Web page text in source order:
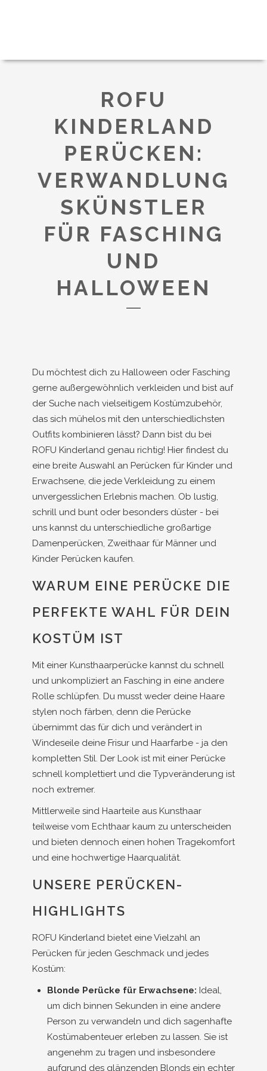
ROFU
KINDERLAND
PERÜCKEN:
VERWANDLUNG
SKÜNSTLER
FÜR FASCHING
UND
HALLOWEEN
Du möchtest dich zu Halloween oder Fasching
gerne außergewöhnlich verkleiden und bist auf
der Suche nach vielseitigem Kostümzubehör,
das sich mühelos mit den unterschiedlichsten
Outfits kombinieren lässt? Dann bist du bei
ROFU Kinderland genau richtig! Hier findest du
eine breite Auswahl an Perücken für Kinder und
Erwachsene, die jede Verkleidung zu einem
unvergesslichen Erlebnis machen. Ob lustig,
schrill und bunt oder besonders düster - bei
uns kannst du unterschiedliche großartige
Damenperücken, Zweithaar für Männer und
Kinder Perücken kaufen.
WARUM EINE PERÜCKE DIE
PERFEKTE WAHL FÜR DEIN
KOSTÜM IST
Mit einer Kunsthaarperücke kannst du schnell
und unkompliziert an Fasching in eine andere
Rolle schlüpfen. Du musst weder deine Haare
stylen noch färben, denn die Perücke
übernimmt das für dich und verändert in
Windeseile deine Frisur und Haarfarbe - ja den
kompletten Stil. Der Look ist mit einer Perücke
schnell komplettiert und die Typveränderung ist
noch extremer.
Mittlerweile sind Haarteile aus Kunsthaar
teilweise vom Echthaar kaum zu unterscheiden
und bieten dennoch einen hohen Tragekomfort
und eine hochwertige Haarqualität.
UNSERE PERÜCKEN-
HIGHLIGHTS
ROFU Kinderland bietet eine Vielzahl an
Perücken für jeden Geschmack und jedes
Kostüm:
Blonde Perücke für Erwachsene: Ideal,
um dich binnen Sekunden in eine andere
Person zu verwandeln und dich sagenhafte
Kostümabenteuer erleben zu lassen. Sie ist
angenehm zu tragen und insbesondere
aufgrund des glänzenden Blonds ein echter